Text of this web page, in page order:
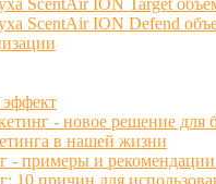
ScentAir ION Target
ScentAir ION Defend
- новое решение для
в нашей жизни
- примеры и рекомендации
10 причин для